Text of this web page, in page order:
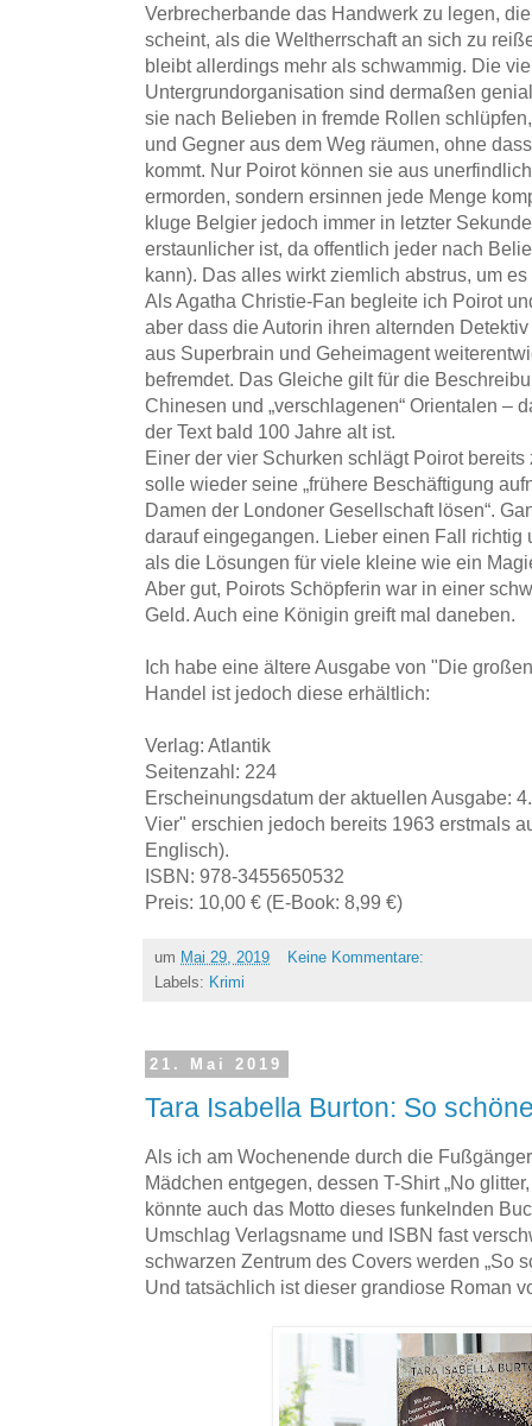
Verbrecherbande das Handwerk zu legen,
scheint, als die Weltherrschaft an sich zu
bleibt allerdings mehr als schwammig. Die
Untergrundorganisation sind dermaßen
sie nach Belieben in fremde Rollen
und Gegner aus dem Weg räumen, ohne
kommt. Nur Poirot können sie aus
ermorden, sondern ersinnen jede Menge
kluge Belgier jedoch immer in letzter
erstaunlicher ist, da offentlich jeder nach
kann). Das alles wirkt ziemlich abstrus, um
Als Agatha Christie-Fan begleite ich Poirot
aber dass die Autorin ihren alternden
aus Superbrain und Geheimagent
befremdet. Das Gleiche gilt für die
Chinesen und „verschlagenen“ Orientalen –
der Text bald 100 Jahre alt ist.
Einer der vier Schurken schlägt Poirot
solle wieder seine „frühere Beschäftigung
Damen der Londoner Gesellschaft lösen“.
darauf eingegangen. Lieber einen Fall richtig
als die Lösungen für viele kleine wie ein
Aber gut, Poirots Schöpferin war in einer
Geld. Auch eine Königin greift mal daneben.
Ich habe eine ältere Ausgabe von "Die
Handel ist jedoch diese erhältlich:
Verlag: Atlantik
Seitenzahl: 224
Erscheinungsdatum der aktuellen Ausgabe:
Vier" erschien jedoch bereits 1963 erstmals
Englisch).
ISBN: 978-3455650532
Preis: 10,00 € (E-Book: 8,99 €)
um Mai 29, 2019
Keine Kommentare:
Labels: Krimi
21. Mai 2019
Tara Isabella Burton: So
Als ich am Wochenende durch die
Mädchen entgegen, dessen T-Shirt „No
könnte auch das Motto dieses funkelnden
Umschlag Verlagsname und ISBN fast
schwarzen Zentrum des Covers werden „So
Und tatsächlich ist dieser grandiose Roman